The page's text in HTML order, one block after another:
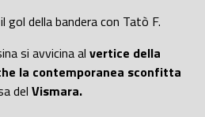
gol della bandera con Tatò F.
si avvicina al vertice della
la contemporanea sconfitta
del Vismara.